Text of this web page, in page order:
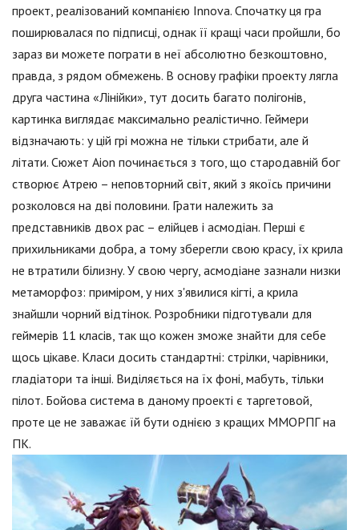
проект, реалізований компанією Innova. Спочатку ця гра
поширювалася по підписці, однак її кращі часи пройшли, бо
зараз ви можете пограти в неї абсолютно безкоштовно,
правда, з рядом обмежень. В основу графіки проекту лягла
друга частина «Лінійки», тут досить багато полігонів,
картинка виглядає максимально реалістично. Геймери
відзначають: у цій грі можна не тільки стрибати, але й
літати. Сюжет Aion починається з того, що стародавній бог
створює Атрею – неповторний світ, який з якоїсь причини
розколовся на дві половини. Грати належить за
представників двох рас – елійцев і асмодіан. Перші є
прихильниками добра, а тому зберегли свою красу, їх крила
не втратили білизну. У свою чергу, асмодіане зазнали низки
метаморфоз: приміром, у них з'явилися кігті, а крила
знайшли чорний відтінок. Розробники підготували для
геймерів 11 класів, так що кожен зможе знайти для себе
щось цікаве. Класи досить стандартні: стрілки, чарівники,
гладіатори та інші. Виділяється на їх фоні, мабуть, тільки
пілот. Бойова система в даному проекті є таргетовой,
проте це не заважає їй бути однією з кращих ММОРПГ на
ПК.